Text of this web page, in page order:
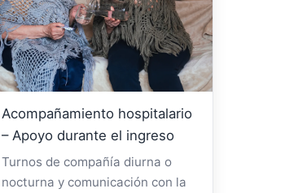
Acompañamiento hospitalario
– Apoyo durante el ingreso
Turnos de compañía diurna o
nocturna y comunicación con la